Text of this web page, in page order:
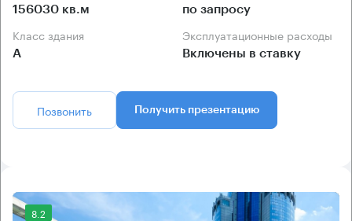
156030 кв.м по запросу
Класс здания
А
Эксплуатационные расходы
Включены в ставку
Позвонить Получить презентацию
8.2